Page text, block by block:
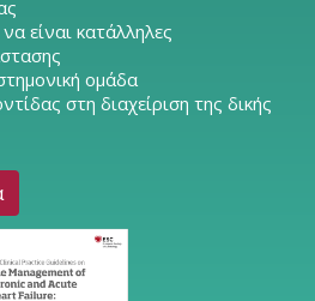
είναι κατάλληλες
ομάδα
στη διαχείριση της δικής